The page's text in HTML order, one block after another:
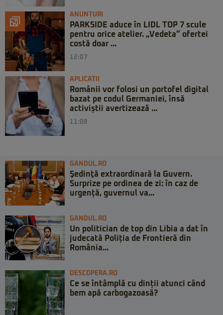
ANUNȚURI
PARKSIDE aduce în LIDL TOP 7 scule
pentru orice atelier. „Vedeta” ofertei
costă doar ...
12:07
APLICATII
Românii vor folosi un portofel digital
bazat pe codul Germaniei, însă
activiștii avertizează ...
11:08
GANDUL.RO
Şedinţă extraordinară la Guvern.
Surprize pe ordinea de zi: în caz de
urgență, guvernul va...
GANDUL.RO
Un politician de top din Libia a dat în
judecată Poliția de Frontieră din
România...
DESCOPERA.RO
Ce se întâmplă cu dinții atunci când
bem apă carbogazoasă?